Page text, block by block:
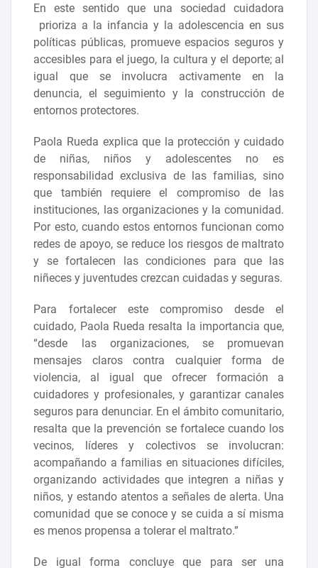
En este sentido que una sociedad cuidadora
prioriza a la infancia y la adolescencia en sus
políticas públicas, promueve espacios seguros y
accesibles para el juego, la cultura y el deporte; al
igual que se involucra activamente en la
denuncia, el seguimiento y la construcción de
entornos protectores.
Paola Rueda explica que la protección y cuidado
de niñas, niños y adolescentes no es
responsabilidad exclusiva de las familias, sino
que también requiere el compromiso de las
instituciones, las organizaciones y la comunidad.
Por esto, cuando estos entornos funcionan como
redes de apoyo, se reduce los riesgos de maltrato
y se fortalecen las condiciones para que las
niñeces y juventudes crezcan cuidadas y seguras.
Para fortalecer este compromiso desde el
cuidado, Paola Rueda resalta la importancia que,
“desde las organizaciones, se promuevan
mensajes claros contra cualquier forma de
violencia, al igual que ofrecer formación a
cuidadores y profesionales, y garantizar canales
seguros para denunciar. En el ámbito comunitario,
resalta que la prevención se fortalece cuando los
vecinos, líderes y colectivos se involucran:
acompañando a familias en situaciones difíciles,
organizando actividades que integren a niñas y
niños, y estando atentos a señales de alerta. Una
comunidad que se conoce y se cuida a sí misma
es menos propensa a tolerar el maltrato.”
De igual forma concluye que para ser una